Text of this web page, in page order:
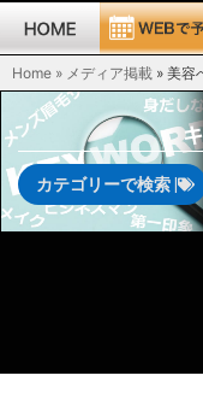
Home » メディア掲載 » 美容
カテゴリーで検索 |